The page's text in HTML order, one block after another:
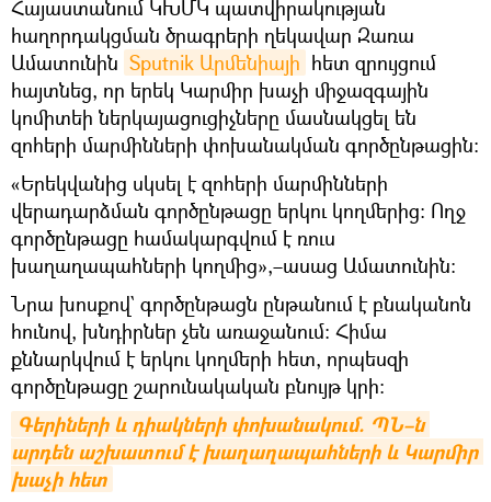
Հայաստանում ԿԽՄԿ պատվիրակության
հաղորդակցման ծրագրերի ղեկավար Զառա
Ամատունին Sputnik Արմենիայի հետ զրույցում
հայտնեց, որ երեկ Կարմիր խաչի միջազգային
կոմիտեի ներկայացուցիչները մասնակցել են
զոհերի մարմինների փոխանակման գործընթացին։
«Երեկվանից սկսել է զոհերի մարմինների
վերադարձման գործընթացը երկու կողմերից։ Ողջ
գործընթացը համակարգվում է ռուս
խաղաղապահների կողմից»,–ասաց Ամատունին։
Նրա խոսքով` գործընթացն ընթանում է բնականոն
հունով, խնդիրներ չեն առաջանում։ Հիմա
քննարկվում է երկու կողմերի հետ, որպեսզի
գործընթացը շարունակական բնույթ կրի։
Գերիների և դիակների փոխանակում. ՊՆ–ն
արդեն աշխատում է խաղաղապահների և Կարմիր
խաչի հետ